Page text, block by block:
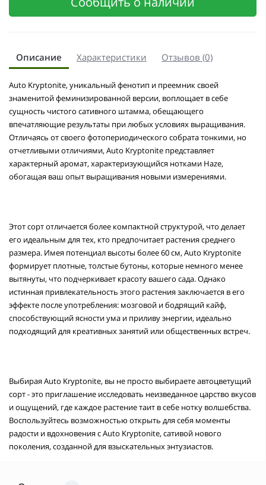
Описание Характеристики Отзывов (0)
Auto Kryptonite, уникальный фенотип и преемник своей
знаменитой феминизированной версии, воплощает в себе
сущность чистого сативного штамма, обещающего
впечатляющие результаты при любых условиях выращивания.
Отличаясь от своего фотопериодического собрата тонкими, но
отчетливыми отличиями, Auto Kryptonite представляет
характерный аромат, характеризующийся нотками Haze,
обогащая ваш опыт выращивания новыми измерениями.
Этот сорт отличается более компактной структурой, что делает
его идеальным для тех, кто предпочитает растения среднего
размера. Имея потенциал высоты более 60 см, Auto Kryptonite
формирует плотные, толстые бутоны, которые немного менее
вытянуты, что подчеркивает красоту вашего сада. Однако
истинная привлекательность этого растения заключается в его
эффекте после употребления: мозговой и бодрящий кайф,
способствующий ясности ума и приливу энергии, идеально
подходящий для креативных занятий или общественных встреч.
Выбирая Auto Kryptonite, вы не просто выбираете автоцветущий
сорт - это приглашение исследовать неизведанное царство вкусов
и ощущений, где каждое растение таит в себе нотку волшебства.
Воспользуйтесь возможностью открыть для себя моменты
радости и вдохновения с Auto Kryptonite, сативой нового
поколения, созданной для взыскательных энтузиастов.